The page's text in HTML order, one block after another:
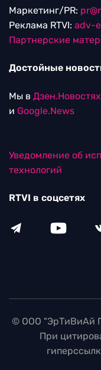
Маркетинг/PR:
Реклама RTVI: adv-
Партнерские
Достойные
Мы в Дзен.Новостях
и Google.News
Уведомление об
технологий
RTVI в соцсетях
© ООО "ЭрТиВиАй
При